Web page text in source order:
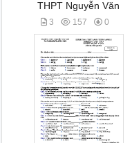
THPT Nguyễn Văn
3 157 0